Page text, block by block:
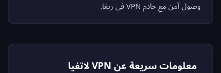
وصول آمن مع خادم VPN في ريغا.
معلومات سريعة عن VPN لاتفيا